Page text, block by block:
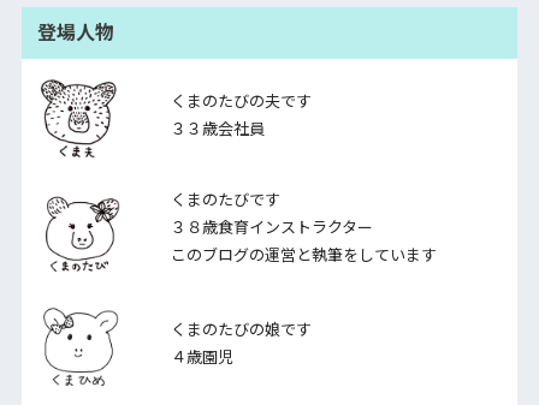
登場人物
くまのたびの夫です
３３歳会社員
くまのたびです
３８歳食育インストラクター
このブログの運営と執筆をしています
くまのたびの娘です
４歳園児